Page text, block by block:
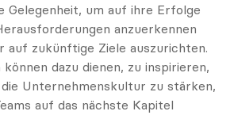
Gelegenheit, um auf ihre Erfolge
anzuerkennen
auf zukünftige Ziele auszurichten.
dazu dienen, zu inspirieren,
Unternehmenskultur zu stärken,
auf das nächste Kapitel